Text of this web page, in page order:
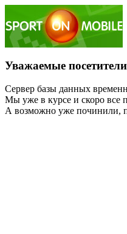
Уважаемые
Сервер базы данных
Мы уже в курсе и скоро все
А возможно уже починили,